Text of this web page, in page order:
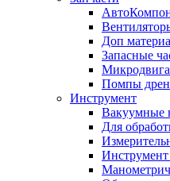
Доп
Запасные
Помпы
Инструмент
Вакуумные
Для